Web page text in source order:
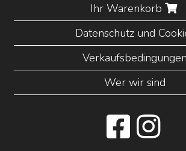
Ihr Warenkorb
Datenschutz und
Verkaufsbedingungen
Wer wir sind